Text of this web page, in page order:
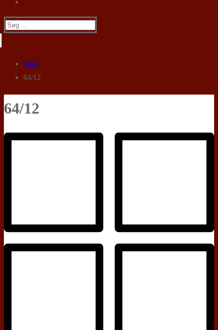
Søg
Start
64/12
64/12